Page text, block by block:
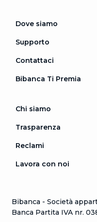
Dove siamo
Supporto
Contattaci
Bibanca Ti Premia
Chi siamo
Trasparenza
Reclami
Lavora con noi
Bibanca - Società
Banca Partita IVA nr.